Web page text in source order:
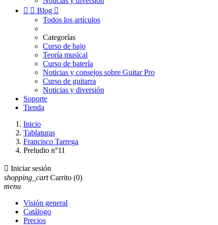
  Blog 
Todos los artículos
Categorías
Curso de bajo
Teoría musical
Curso de batería
Noticias y consejos sobre Guitar Pro
Curso de guitarra
Noticias y diversión
Soporte
Tienda
Inicio
Tablaturas
Francisco Tarrega
Preludio n°11
 Iniciar sesión
shopping_cart Carrito (0)
menu
Visión general
Catálogo
Precios